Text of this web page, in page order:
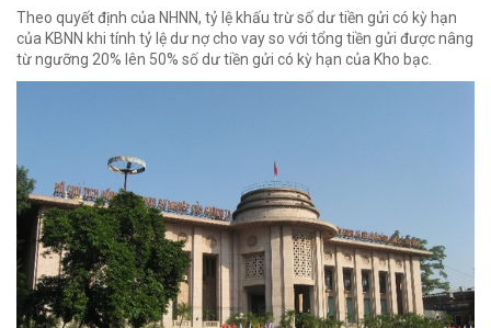
Theo quyết định của NHNN, tỷ lệ khấu trừ số dư tiền gửi có kỳ hạn
của KBNN khi tính tỷ lệ dư nợ cho vay so với tổng tiền gửi được nâng
từ ngưỡng 20% lên 50% số dư tiền gửi có kỳ hạn của Kho bạc.